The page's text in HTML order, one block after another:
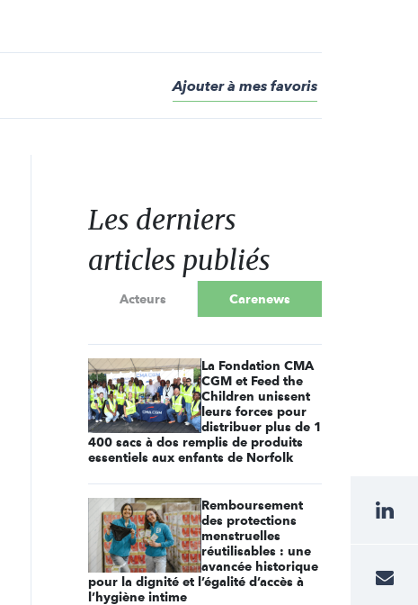
Ajouter à mes favoris
Les derniers
articles publiés
Acteurs Carenews
La Fondation CMA
CGM et Feed the
Children unissent
leurs forces pour
distribuer plus de 1
400 sacs à dos remplis de produits
essentiels aux enfants de Norfolk
Remboursement
des protections
menstruelles
réutilisables : une
avancée historique
pour la dignité et l’égalité d’accès à
l’hygiène intime